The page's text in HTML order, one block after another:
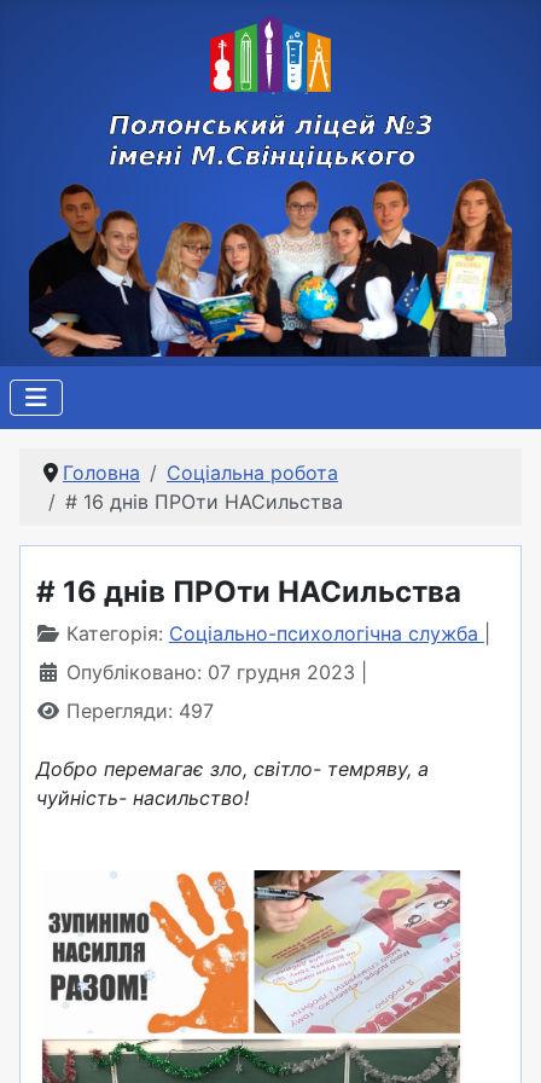
Головна
Соціальна робота
# 16 днів ПРОти НАСильства
# 16 днів ПРОти НАСильства
Категорія: Соціально-психологічна служба
Опубліковано: 07 грудня 2023
Перегляди: 497
Добро перемагає зло, світло- темряву, а
чуйність- насильство!